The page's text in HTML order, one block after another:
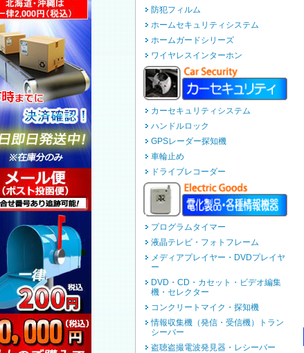
防犯フィルム
ホームセキュリティシステム
ホームガードシリーズ
ワイヤレスインターホン
カーセキュリティシステム
ハンドルロック
GPSレーダー探知機
車輪止め
ドライブレコーダー
プログラムタイマー
液晶テレビ・フォトフレーム
メディアプレイヤー・DVDプレイヤ
ー
DVD・CD・カセット・ビデオ編集
機・セレクター
コンクリートマイク・探知機
情報収集機（発信・受信機）トラン
シーバー
盗聴盗撮電波発見器・レシーバー